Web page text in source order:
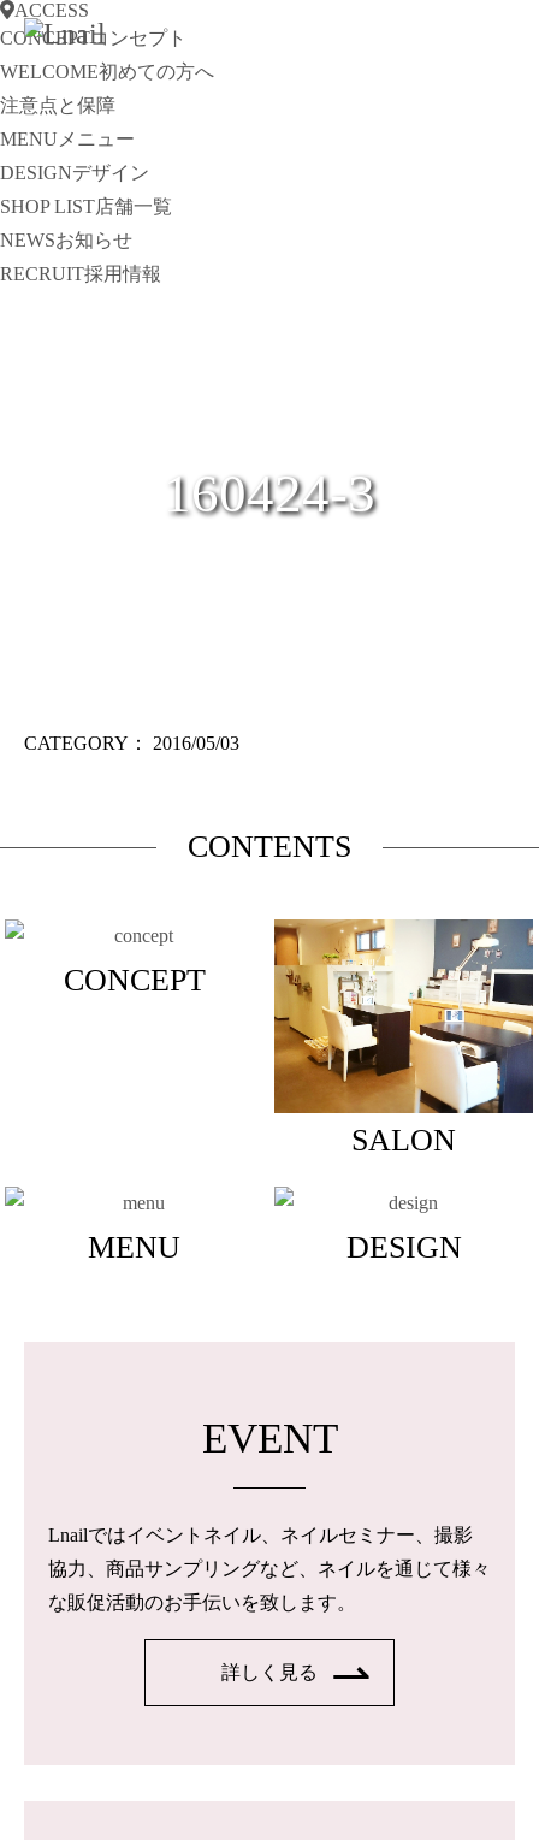
ACCESS
CONCEPTコンセプト
WELCOME初めての方へ
注意点と保障
MENU メニュー
DESIGNデザイン
SHOP LIST店舗一覧
NEWSお知らせ
RECRUIT採用情報
160424-3
CATEGORY： 2016/05/03
CONTENTS
CONCEPT
SALON
MENU DESIGN
EVENT
Lnailではイベントネイル、ネイルセミナー、撮影
協力、商品サンプリングなど、ネイルを通じて様々
な販促活動のお手伝いを致します。
詳しく見る